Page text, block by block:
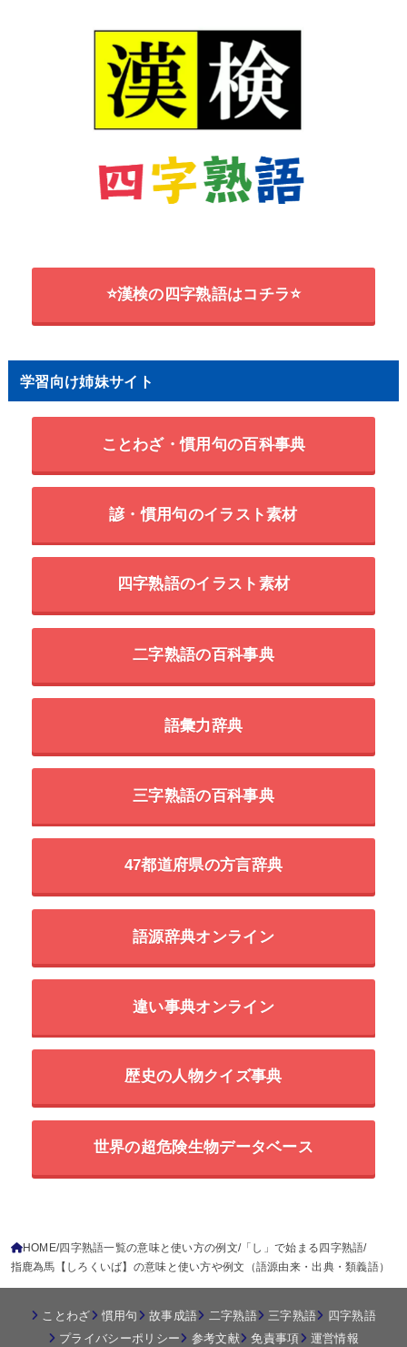
⭐漢検の四字熟語はコチラ⭐
学習向け姉妹サイト
ことわざ・慣用句の百科事典
諺・慣用句のイラスト素材
四字熟語のイラスト素材
二字熟語の百科事典
語彙力辞典
三字熟語の百科事典
47都道府県の方言辞典
語源辞典オンライン
違い事典オンライン
歴史の人物クイズ事典
世界の超危険生物データベース
HOME 四字熟語一覧の意味と使い方の例文
「し」で始まる四字熟語
指鹿為馬【しろくいば】の意味と使い方や例文（語源由来・出典・類義語）
ことわざ 慣用句 故事成語 二字熟語 三字熟語
四字熟語
プライバシーポリシー
参考文献 免責事項 運営情報